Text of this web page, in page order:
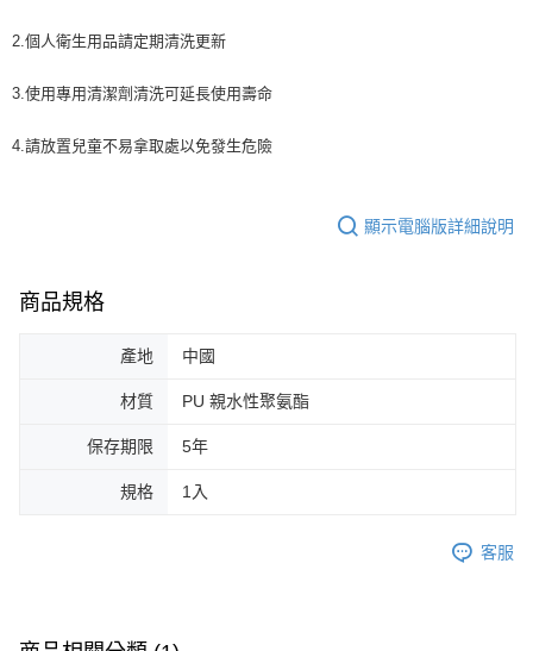
2.個人衛生用品請定期清洗更新
3.使用專用清潔劑清洗可延長使用壽命
4.請放置兒童不易拿取處以免發生危險
顯示電腦版詳細說明
商品規格
產地 中國
材質 PU 親水性聚氨酯
保存期限 5年
規格 1入
客服